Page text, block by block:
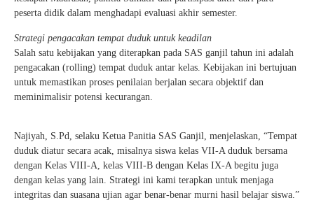
peserta didik dalam menghadapi evaluasi akhir semester.
Strategi pengacakan tempat duduk untuk keadilan
Salah satu kebijakan yang diterapkan pada SAS ganjil tahun ini adalah
pengacakan (rolling) tempat duduk antar kelas. Kebijakan ini bertujuan
untuk memastikan proses penilaian berjalan secara objektif dan
meminimalisir potensi kecurangan.
Najiyah, S.Pd, selaku Ketua Panitia SAS Ganjil, menjelaskan, “Tempat
duduk diatur secara acak, misalnya siswa kelas VII-A duduk bersama
dengan Kelas VIII-A, kelas VIII-B dengan Kelas IX-A begitu juga
dengan kelas yang lain. Strategi ini kami terapkan untuk menjaga
integritas dan suasana ujian agar benar-benar murni hasil belajar siswa.”